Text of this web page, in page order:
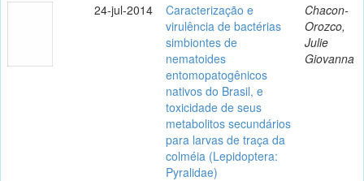
24-jul-2014
Caracterização e
virulência de bactérias
simbiontes de
nematoides
entomopatogênicos
nativos do Brasil, e
toxicidade de seus
metabolitos secundários
para larvas de traça da
colméia (Lepidoptera:
Pyralidae)
Chacon-
Orozco,
Julie
Giovanna